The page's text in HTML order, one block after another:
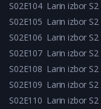
S02E104 Larin izbor
S02E105 Larin izbor
S02E106 Larin izbor
S02E107 Larin izbor
S02E108 Larin izbor
S02E109 Larin izbor
S02E110 Larin izbor